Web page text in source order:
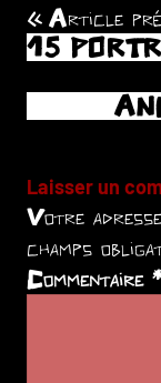
de
l’article
Article
15
Laisser un
Votre
champs
Commentaire